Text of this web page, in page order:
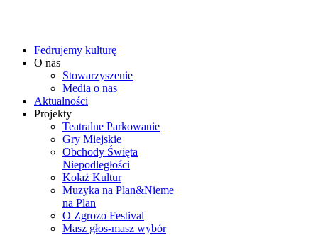
Fedrujemy kulturę
O nas
Stowarzyszenie
Media o nas
Aktualności
Projekty
Teatralne Parkowanie
Gry Miejskie
Obchody Święta
Niepodległości
Kolaż Kultur
Muzyka na Plan&Nieme
na Plan
O Zgrozo Festival
Masz głos-masz wybór